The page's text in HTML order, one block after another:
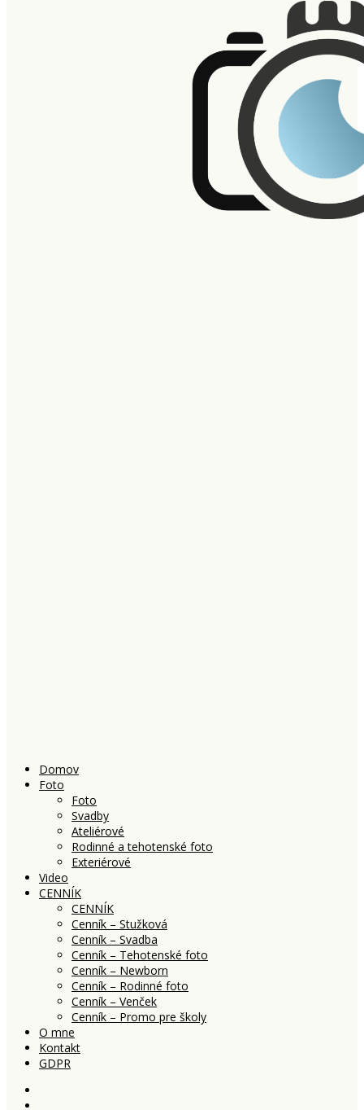
Domov
Foto
Foto
Svadby
Ateliérové
Rodinné a tehotenské foto
Exteriérové
Video
CENNÍK
CENNÍK
Cenník – Stužková
Cenník – Svadba
Cenník – Tehotenské foto
Cenník – Newborn
Cenník – Rodinné foto
Cenník – Venček
Cenník – Promo pre školy
O mne
Kontakt
GDPR